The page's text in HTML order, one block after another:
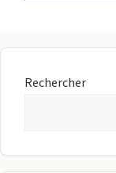
Rechercher